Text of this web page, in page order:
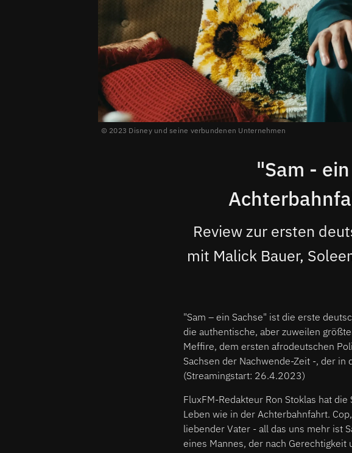
2023 Disney und seine verbundenen Unternehmen
"Sam -
Review zur ersten
mit Malick Bauer,
"Sam – ein Sachse" ist die erste
die authentische, aber zuweilen
Meffire, dem ersten afrodeutschen
Sachsen der Nachwende-Zeit -, der
(Streamingstart: 26.4.2023)
FluxFM-Redakteur Ron Stoklas hat
Leben wie in der Achterbahnfahrt.
liebender Vater - all das uns mehr ist
eines Mannes, der nach